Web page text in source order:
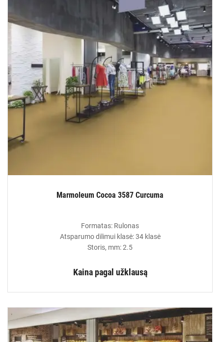
Marmoleum Cocoa 3587 Curcuma
Formatas: Rulonas
Atsparumo dilimui klasė: 34 klasė
Storis, mm: 2.5
Kaina pagal užklausą